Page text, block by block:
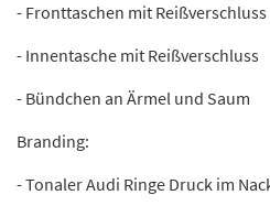
- Fronttaschen mit Reißverschluss
- Innentasche mit Reißverschluss
- Bündchen an Ärmel und Saum
Branding:
- Tonaler Audi Ringe Druck im